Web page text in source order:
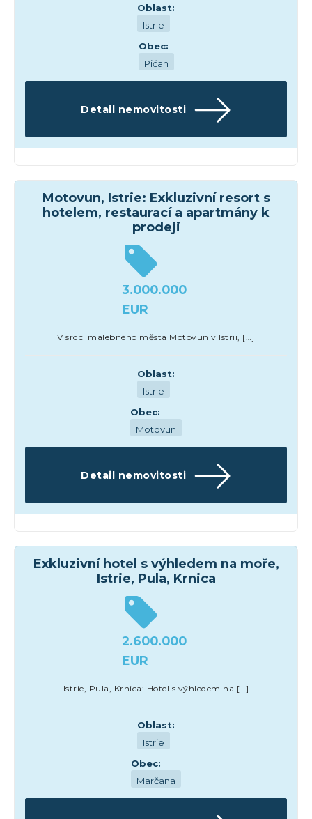
Oblast:
Istrie
Obec:
Pićan
Detail nemovitosti
Motovun, Istrie: Exkluzivní resort s
hotelem, restaurací a apartmány k
prodeji
3.000.000
EUR
V srdci malebného města Motovun v Istrii, […]
Oblast:
Istrie
Obec:
Motovun
Detail nemovitosti
Exkluzivní hotel s výhledem na moře,
Istrie, Pula, Krnica
2.600.000
EUR
Istrie, Pula, Krnica: Hotel s výhledem na […]
Oblast:
Istrie
Obec:
Marčana